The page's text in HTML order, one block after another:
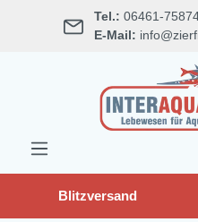
springen Tel.: 06461-
E-Mail:
Blitzversand